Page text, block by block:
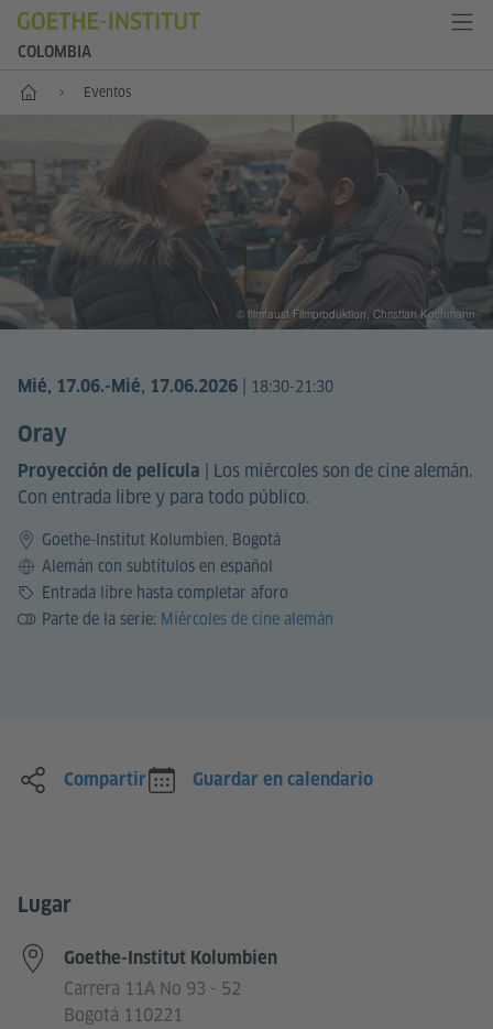
COLOMBIA
Inicio Eventos
Mié, 17.06.-Mié, 17.06.2026 18:30-21:30
Oray
Proyección de película | Los miércoles son de cine alemán.
Con entrada libre y para todo público.
Goethe-Institut Kolumbien, Bogotá
IdiomaAlemán con subtítulos en español
PrecioEntrada libre hasta completar aforo
Parte de la serie: Miércoles de cine alemán
© filmfaust Filmproduktion, Christian Kochmann
Compartir Guardar en calendario
Lugar
Goethe-Institut Kolumbien
Carrera 11A No 93 - 52
Bogotá 110221